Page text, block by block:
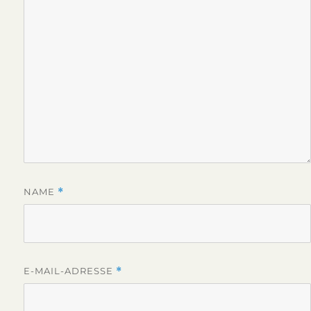
NAME *
E-MAIL-ADRESSE *